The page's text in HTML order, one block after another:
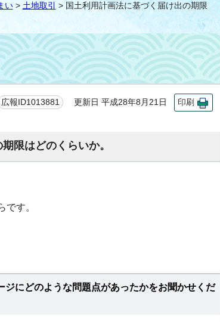
い> 土地取引
> 国土利用計画法に基づく届け出の期限
広報ID1013881 更新日 平成28年8月21日 印刷
限はどのくらいか。
す。
にどのような問題点があったかをお聞かせくだ